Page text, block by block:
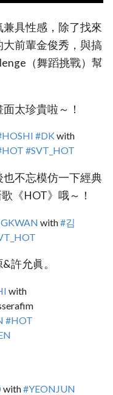
具性感，除了找來
前輩金俊秀，與搞
（舞蹈挑戰）幫
太珍貴啦～！
#DK with
#SVT_HOT
不忘模仿一下經典
《HOT》哦～！
with#김
許允眞。
with
#HOT
with#YEONJUN